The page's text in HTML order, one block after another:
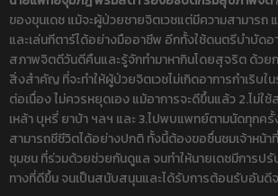
ของขุนเดช แม้จะผู้ป่วยชายจิตเวชแต่มีความสามารถ
และเล่นกีตาร์ได้อย่างมืออาชีพ อีกทั้งใช้ดนตรีบำบัดอ
สภาพจิตดีวันดีคืนและรู้จักทำมาหากินโดยสุจริต ด้วย
สิ่งสำคัญ ที่จะทำให้ผู้ป่วยจิตเวชไม่เกิดอาการกำเริบใ
ต่อเนื่อง ไม่ควรหยุดเอง แม้อาการจะดีขึ้นแล้ว 2.ไม่ใ
เหล้า บุหรี่ ยาบ้า ฯลฯ และ 3.ไปพบแพทย์ตามนัดทุกค
สามารถชีชีวิตได้อย่างปกติ ทั้งนี้ต้องขอชื่นชมเจ้าหน้
ชุมชน ที่ร่วมด้วยช่วยกันดูแล จนทำให้นายเดชมีการป
ทางที่ดีขึ้น จนเป็นสนับสนุนและได้รับการต้อนรับอันดี